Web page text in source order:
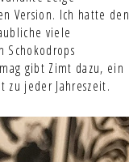
Version. Ich hatte den
viele
Schokodrops
gibt Zimt dazu, ein
zu jeder Jahreszeit.